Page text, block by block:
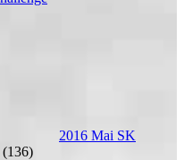
2016 Mai SK
(136)